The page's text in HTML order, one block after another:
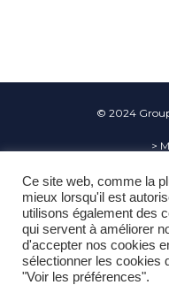
© 2024
>
PRAETORIAN TRAJAN est
2117-02-20-20180642158
Ce site web, comme la
mieux lorsqu'il est
utilisons également des
qui servent à améliorer
d'accepter nos cookies
sélectionner les cookies
"Voir les préférences".